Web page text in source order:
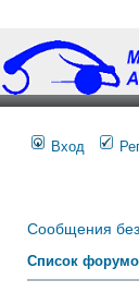
Вход
Сообщения без
Список